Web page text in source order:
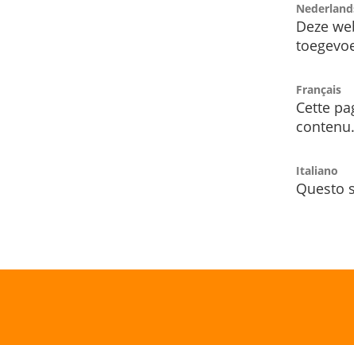
Deze
Français
Cette
contenu.
Italiano
Questo